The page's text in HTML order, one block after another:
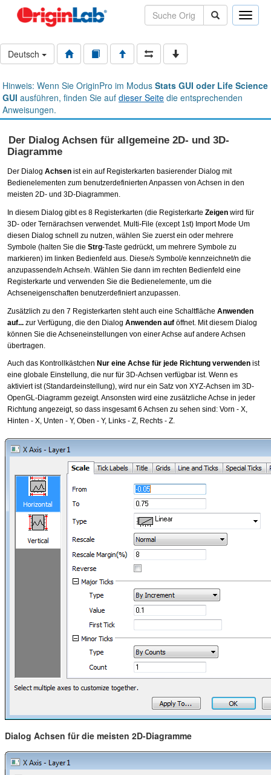
Toggle
Deutsch
Hinweis: Wenn Sie OriginPro im Modus Stats GUI oder Life Science
GUI ausführen, finden Sie auf dieser Seite die entsprechenden
Anweisungen.
Der Dialog Achsen für allgemeine 2D- und 3D-
Diagramme
Der Dialog Achsen ist ein auf Registerkarten basierender Dialog mit
Bedienelementen zum benutzerdefinierten Anpassen von Achsen in den
meisten 2D- und 3D-Diagrammen.
In diesem Dialog gibt es 8 Registerkarten (die Registerkarte Zeigen wird für
3D- oder Ternärachsen verwendet. Multi-File (except 1st) Import Mode Um
diesen Dialog schnell zu nutzen, wählen Sie zuerst ein oder mehrere
Symbole (halten Sie die Strg-Taste gedrückt, um mehrere Symbole zu
markieren) im linken Bedienfeld aus. Diese/s Symbol/e kennzeichnet/n die
anzupassende/n Achse/n. Wählen Sie dann im rechten Bedienfeld eine
Registerkarte und verwenden Sie die Bedienelemente, um die
Achseneigenschaften benutzerdefiniert anzupassen.
Zusätzlich zu den 7 Registerkarten steht auch eine Schaltfläche Anwenden
auf... zur Verfügung, die den Dialog Anwenden auf öffnet. Mit diesem Dialog
können Sie die Achseneinstellungen von einer Achse auf andere Achsen
übertragen.
Auch das Kontrollkästchen Nur eine Achse für jede Richtung verwenden ist
eine globale Einstellung, die nur für 3D-Achsen verfügbar ist. Wenn es
aktiviert ist (Standardeinstellung), wird nur ein Satz von XYZ-Achsen im 3D-
OpenGL-Diagramm gezeigt. Ansonsten wird eine zusätzliche Achse in jeder
Richtung angezeigt, so dass insgesamt 6 Achsen zu sehen sind: Vorn - X,
Hinten - X, Unten - Y, Oben - Y, Links - Z, Rechts - Z.
Dialog Achsen für die meisten 2D-Diagramme